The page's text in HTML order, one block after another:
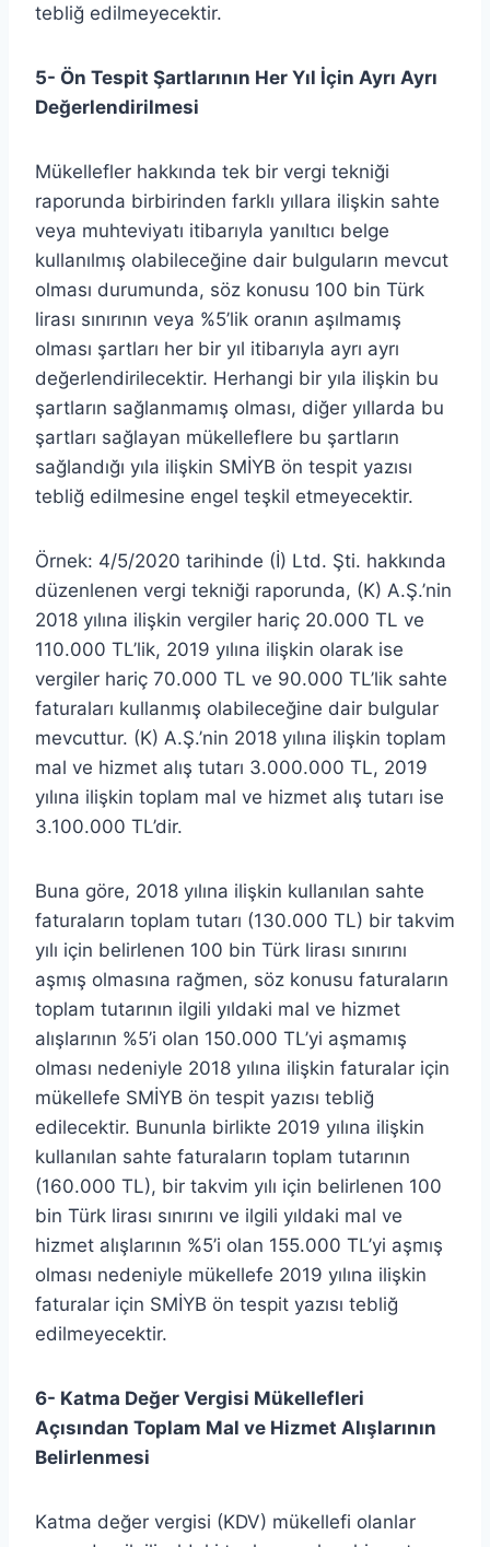
tebliğ edilmeyecektir.
5- Ön Tespit Şartlarının Her Yıl İçin Ayrı Ayrı
Değerlendirilmesi
Mükellefler hakkında tek bir vergi tekniği
raporunda birbirinden farklı yıllara ilişkin sahte
veya muhteviyatı itibarıyla yanıltıcı belge
kullanılmış olabileceğine dair bulguların mevcut
olması durumunda, söz konusu 100 bin Türk
lirası sınırının veya %5’lik oranın aşılmamış
olması şartları her bir yıl itibarıyla ayrı ayrı
değerlendirilecektir. Herhangi bir yıla ilişkin bu
şartların sağlanmamış olması, diğer yıllarda bu
şartları sağlayan mükelleflere bu şartların
sağlandığı yıla ilişkin SMİYB ön tespit yazısı
tebliğ edilmesine engel teşkil etmeyecektir.
Örnek: 4/5/2020 tarihinde (İ) Ltd. Şti. hakkında
düzenlenen vergi tekniği raporunda, (K) A.Ş.’nin
2018 yılına ilişkin vergiler hariç 20.000 TL ve
110.000 TL’lik, 2019 yılına ilişkin olarak ise
vergiler hariç 70.000 TL ve 90.000 TL’lik sahte
faturaları kullanmış olabileceğine dair bulgular
mevcuttur. (K) A.Ş.’nin 2018 yılına ilişkin toplam
mal ve hizmet alış tutarı 3.000.000 TL, 2019
yılına ilişkin toplam mal ve hizmet alış tutarı ise
3.100.000 TL’dir.
Buna göre, 2018 yılına ilişkin kullanılan sahte
faturaların toplam tutarı (130.000 TL) bir takvim
yılı için belirlenen 100 bin Türk lirası sınırını
aşmış olmasına rağmen, söz konusu faturaların
toplam tutarının ilgili yıldaki mal ve hizmet
alışlarının %5’i olan 150.000 TL’yi aşmamış
olması nedeniyle 2018 yılına ilişkin faturalar için
mükellefe SMİYB ön tespit yazısı tebliğ
edilecektir. Bununla birlikte 2019 yılına ilişkin
kullanılan sahte faturaların toplam tutarının
(160.000 TL), bir takvim yılı için belirlenen 100
bin Türk lirası sınırını ve ilgili yıldaki mal ve
hizmet alışlarının %5’i olan 155.000 TL’yi aşmış
olması nedeniyle mükellefe 2019 yılına ilişkin
faturalar için SMİYB ön tespit yazısı tebliğ
edilmeyecektir.
6- Katma Değer Vergisi Mükellefleri
Açısından Toplam Mal ve Hizmet Alışlarının
Belirlenmesi
Katma değer vergisi (KDV) mükellefi olanlar